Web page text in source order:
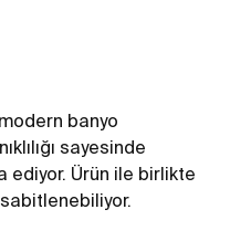
banyo
sayesinde
ediyor. Ürün ile birlikte